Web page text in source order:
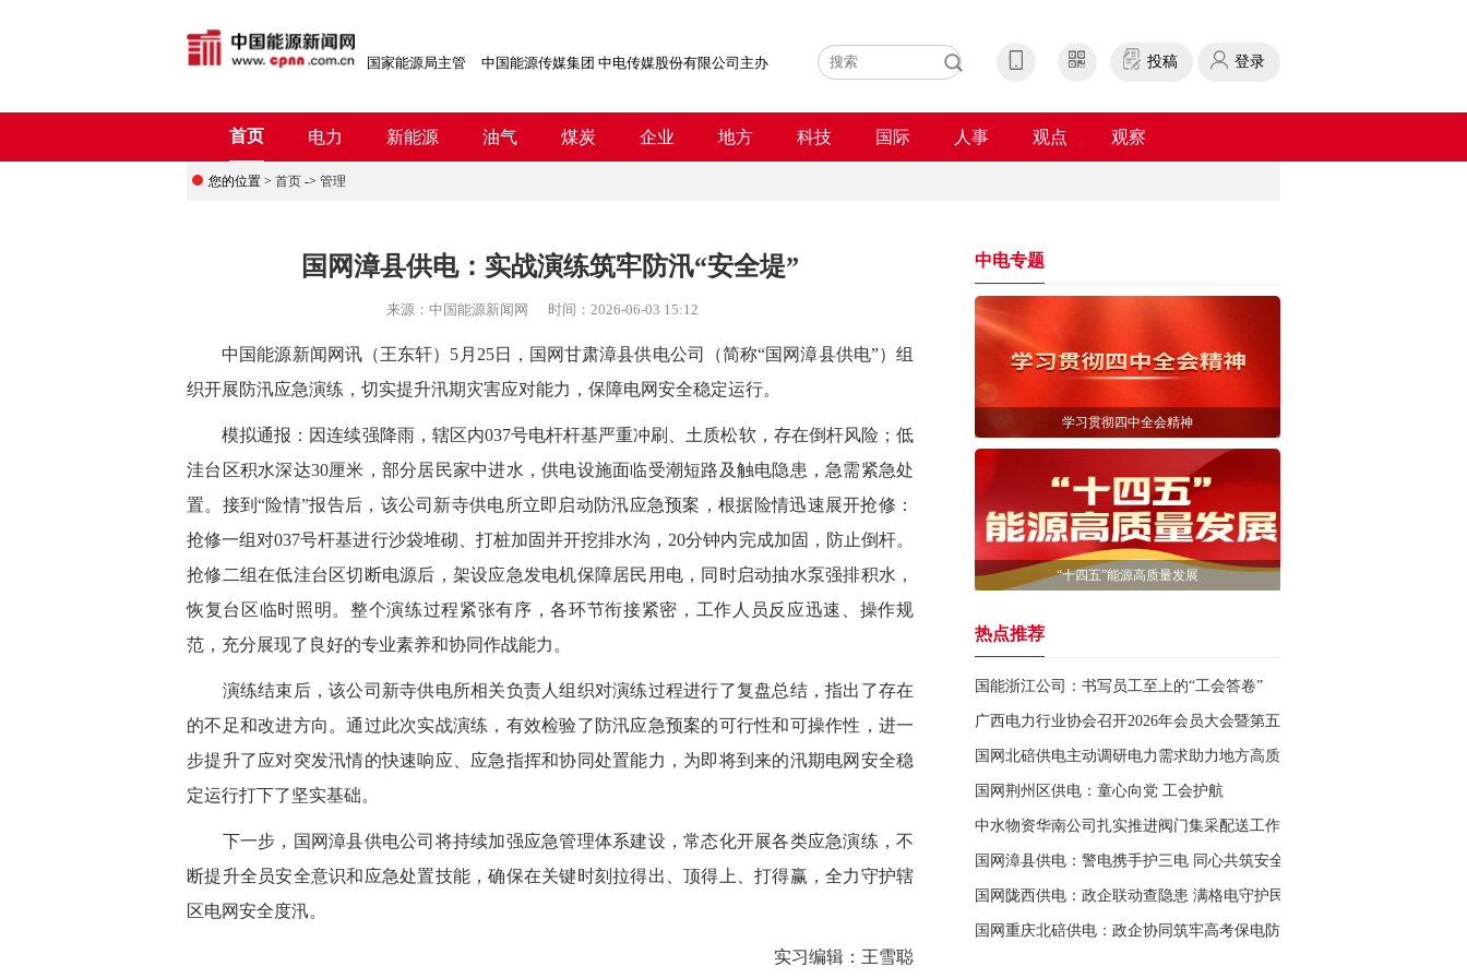
国家能源局主管 中国能源传媒集团 中电传媒股份有限公司主办 投稿 登录
首页 电力 新能源 油气 煤炭 企业 地方 科技 国际 人事 观点 观察
您的位置 > 首页 -> 管理
国网漳县供电：实战演练筑牢防汛“安全堤”
来源： 中国能源新闻网 时间： 2026-06-03 15:12
中国能源新闻网讯（王东轩）5月25日，国网甘肃漳县供电公司（简称“国网漳县供电”）组
织开展防汛应急演练，切实提升汛期灾害应对能力，保障电网安全稳定运行。
模拟通报：因连续强降雨，辖区内037号电杆杆基严重冲刷、土质松软，存在倒杆风险；低
洼台区积水深达30厘米，部分居民家中进水，供电设施面临受潮短路及触电隐患，急需紧急处
置。接到“险情”报告后，该公司新寺供电所立即启动防汛应急预案，根据险情迅速展开抢修：
抢修一组对037号杆基进行沙袋堆砌、打桩加固并开挖排水沟，20分钟内完成加固，防止倒杆。
抢修二组在低洼台区切断电源后，架设应急发电机保障居民用电，同时启动抽水泵强排积水，
恢复台区临时照明。整个演练过程紧张有序，各环节衔接紧密，工作人员反应迅速、操作规
范，充分展现了良好的专业素养和协同作战能力。
演练结束后，该公司新寺供电所相关负责人组织对演练过程进行了复盘总结，指出了存在
的不足和改进方向。通过此次实战演练，有效检验了防汛应急预案的可行性和可操作性，进一
步提升了应对突发汛情的快速响应、应急指挥和协同处置能力，为即将到来的汛期电网安全稳
定运行打下了坚实基础。
下一步，国网漳县供电公司将持续加强应急管理体系建设，常态化开展各类应急演练，不
断提升全员安全意识和应急处置技能，确保在关键时刻拉得出、顶得上、打得赢，全力守护辖
区电网安全度汛。
实习编辑：王雪聪
中电专题
学习贯彻四中全会精神
“十四五”能源高质量发展
热点推荐
国能浙江公司：书写员工至上的“工会答卷”
广西电力行业协会召开2026年会员大会暨第五届理事会第五次会议
国网北碚供电主动调研电力需求助力地方高质量发展
国网荆州区供电：童心向党 工会护航
中水物资华南公司扎实推进阀门集采配送工作
国网漳县供电：警电携手护三电 同心共筑安全网
国网陇西供电：政企联动查隐患 满格电守护民生“生命线”
国网重庆北碚供电：政企协同筑牢高考保电防线